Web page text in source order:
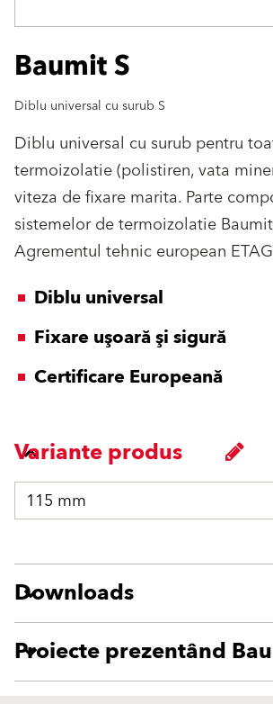
Baumit S
Diblu universal cu surub S
Diblu universal cu surub pentru
termoizolatie (polistiren, vata
viteza de fixare marita. Parte
sistemelor de termoizolatie
Agrementul tehnic european
Diblu universal
Fixare uşoară şi sigură
Certificare Europeană
Variante produs
115 mm
Downloads
Proiecte prezentând